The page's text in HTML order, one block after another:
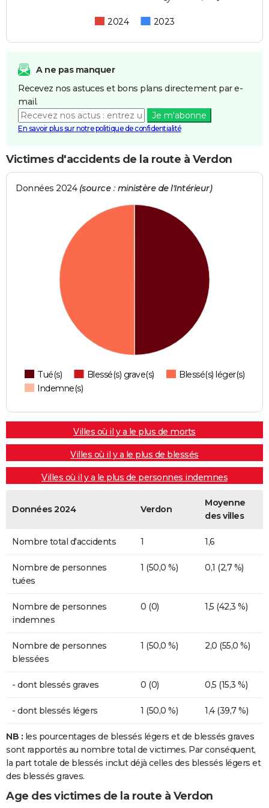
2024 2023
A ne pas manquer
Recevez nos astuces et bons plans directement par e-
mail.
Je m'abonne
En savoir plus sur notre politique de confidentialité
Victimes d'accidents de la route à Verdon
Données 2024 (source : ministère de l'Intérieur)
Tué(s) Blessé(s) grave(s)
Blessé(s) léger(s)
Indemne(s)
Villes où il y a le plus de morts
Villes où il y a le plus de blessés
Villes où il y a le plus de personnes indemnes
Données 2024 Verdon
Moyenne
des villes
Nombre total d'accidents 1 1,6
Nombre de personnes
tuées
1 (50,0 %) 0,1 (2,7 %)
Nombre de personnes
indemnes
0 (0) 1,5 (42,3 %)
Nombre de personnes
blessées
1 (50,0 %) 2,0 (55,0 %)
- dont blessés graves 0 (0) 0,5 (15,3 %)
- dont blessés légers 1 (50,0 %) 1,4 (39,7 %)
NB : les pourcentages de blessés légers et de blessés graves
sont rapportés au nombre total de victimes. Par conséquent,
la part totale de blessés inclut déjà celles des blessés légers et
des blessés graves.
Age des victimes de la route à Verdon